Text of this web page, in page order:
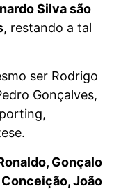
Silva são
, restando a tal
ser Rodrigo
Gonçalves,
Gonçalo
João